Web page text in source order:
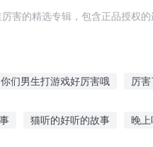
害的精选专辑，包含正品授权
你们男生打游戏好厉害哦 厉
猫听的好听的故事 晚上